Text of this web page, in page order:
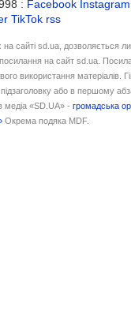
: Facebook Instagram
TikTok rss
на сайті sd.ua, дозволяється
на сайт sd.ua.
використання матеріалів.
або в першому
медіа «SD.UA» -громадська
Окрема подяка MDF.